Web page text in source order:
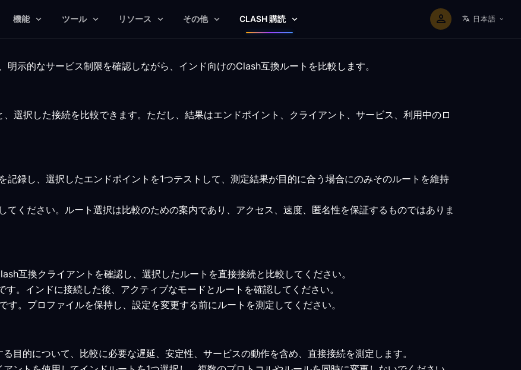
機能 ツール リソース その他 CLASH 購読 日本語
示的なサービス制限を確認しながら、インド向けのClash互換ルートを比較します。
選択した接続を比較できます。ただし、結果はエンドポイント、クライアント、サービス、利用中のロ
記録し、選択したエンドポイントを1つテストして、測定結果が目的に合う場合にのみそのルートを維持
てください。ルート選択は比較のための案内であり、アクセス、速度、匿名性を保証するものではありま
互換クライアントを確認し、選択したルートを直接接続と比較してください。
。インドに接続した後、アクティブなモードとルートを確認してください。
す。プロファイルを保持し、設定を変更する前にルートを測定してください。
目的について、比較に必要な遅延、安定性、サービスの動作を含め、直接接続を測定します。